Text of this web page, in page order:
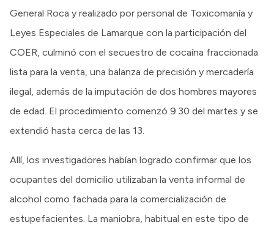
General Roca y realizado por personal de Toxicomanía y
Leyes Especiales de Lamarque con la participación del
COER, culminó con el secuestro de cocaína fraccionada
lista para la venta, una balanza de precisión y mercadería
ilegal, además de la imputación de dos hombres mayores
de edad. El procedimiento comenzó 9.30 del martes y se
extendió hasta cerca de las 13.
Allí, los investigadores habían logrado confirmar que los
ocupantes del domicilio utilizaban la venta informal de
alcohol como fachada para la comercialización de
estupefacientes. La maniobra, habitual en este tipo de